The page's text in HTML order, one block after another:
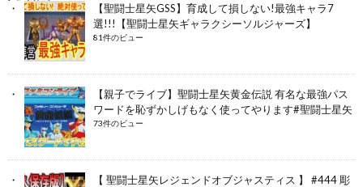
【聖闘士星矢GSS】育成して損しない!最強キャラ7
選!!!【聖闘士星矢ギャラクシーソルジャーズ】
81件のビュー
【親子でライブ】聖闘士星矢黄金伝説 有名な最強パス
ワードを恥ずかしげもなく使ってやります#聖闘士星矢
73件のビュー
【 聖闘士星矢レジェンドオブジャスティス 】 #444 彫